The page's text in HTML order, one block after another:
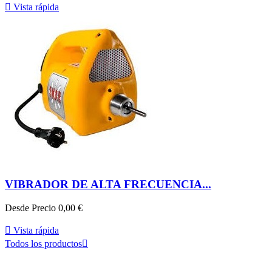
 Vista rápida
VIBRADOR DE ALTA FRECUENCIA...
Desde Precio 0,00 €
 Vista rápida
Todos los productos